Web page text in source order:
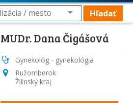
Hľadať
MUDr. Dana Čigášová
Gynekológ - gynekológia
Ružomberok
Žilinský kraj